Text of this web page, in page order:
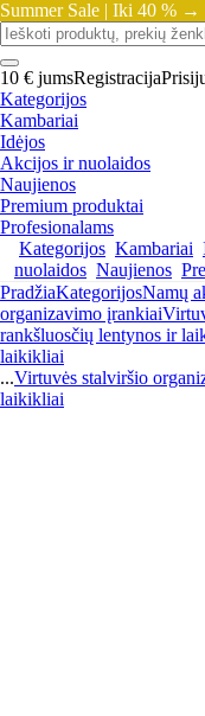
Summer Sale | Iki 40 % →
10 € jumsRegistracija
Kategorijos
Kambariai
Idėjos
Akcijos ir nuolaidos
Naujienos
Premium produktai
Profesionalams
Kategorijos Kambariai
nuolaidos Naujienos
PradžiaKategorijosNamų
organizavimo įrankiai
rankšluosčių lentynos ir
laikikliai
...Virtuvės stalviršio
laikikliai